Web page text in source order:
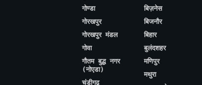
गोण्डा
गोरखपुर
गोरखपुर मंडल
गोवा
गौतम बुद्ध नगर
(नोएडा)
चंडीगढ़
बिज़नेस
बिजनौर
बिहार
बुलंदशहर
मणिपुर
मथुरा